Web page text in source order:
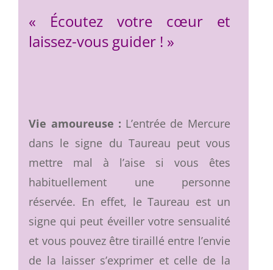
« Écoutez votre cœur et
laissez-vous guider ! »
Vie amoureuse : L’entrée de Mercure
dans le signe du Taureau peut vous
mettre mal à l’aise si vous êtes
habituellement une personne
réservée. En effet, le Taureau est un
signe qui peut éveiller votre sensualité
et vous pouvez être tiraillé entre l’envie
de la laisser s’exprimer et celle de la